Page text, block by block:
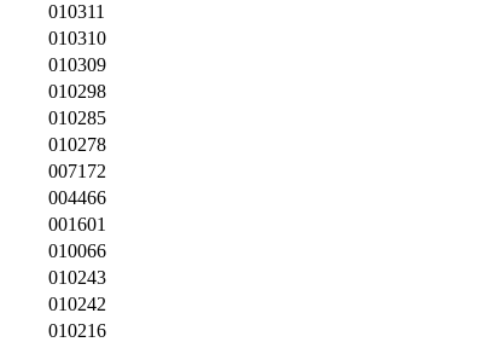
010311
010310
010309
010298
010285
010278
007172
004466
001601
010066
010243
010242
010216